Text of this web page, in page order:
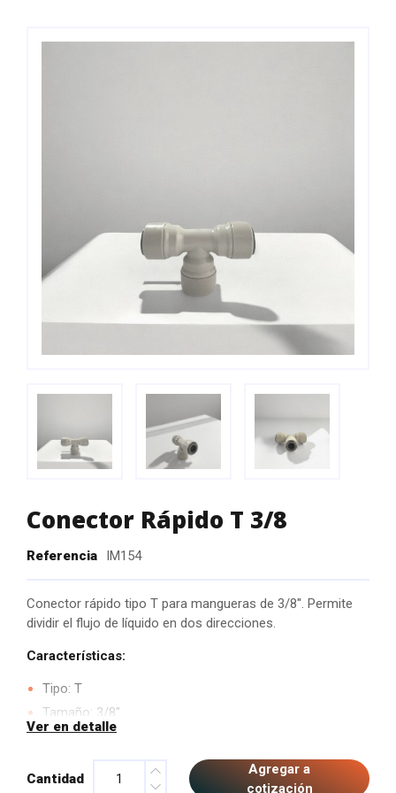
Conector Rápido T 3/8
Referencia IM154
Conector rápido tipo T para mangueras de 3/8''. Permite
dividir el flujo de líquido en dos direcciones.
Características:
Tipo: T
Tamaño: 3/8''
Material: Plástico resistente
Divide el flujo en dos direcciones
Ver en detalle
Cantidad
Agregar a
cotización